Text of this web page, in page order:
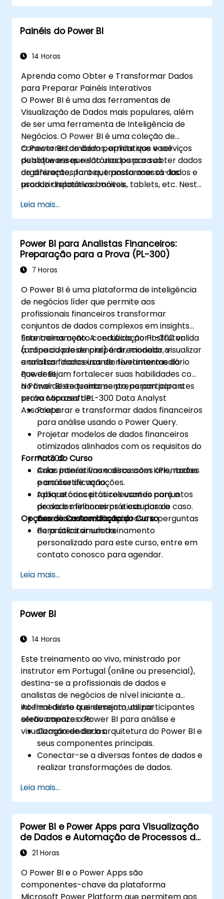
Painéis do Power BI
14 Horas
Aprenda como Obter e Transformar Dados
para Preparar Painéis Interativos
O Power BI é uma das ferramentas de
Visualização de Dados mais populares, além
de ser uma ferramenta de Inteligência de
Negócios. O Power BI é uma coleção de
conectores de dados, aplicativos e serviços
de software que são usados para obter dados
de diferentes fontes, transformar os dados e
produzir relatórios bonitos.
O Power BI também permite que você
publique esses relatórios para a sua
organização, para que possa acessá-los
usando dispositivos móveis, tablets, etc. Neste
método passo a passo para conectar-se
com múltiplas fontes de dados, transformar
dados e criar relatórios como gráficos,
tabelas, matrizes, mapas, etc.
Leia mais...
Power BI para Analistas Financeiros:
Preparação para a Prova (PL-300)
7 Horas
O Power BI é uma plataforma de inteligência
de negócios líder que permite aos
profissionais financeiros transformar
conjuntos de dados complexos em insights
financeiros ação. A certificação PL-300 valida
a capacidade de preparar, modelar, visualizar
e analisar dados usando ferramentas do
Power BI.
Este treinamento conduzido por instrutor
(online ou presencial) é direcionado a
analistas financeiros de nível intermediário
que desejam fortalecer suas habilidades com
o Power BI enquanto se preparam para a
prova Microsoft PL-300 Data Analyst
Associate.
No final deste treinamento, os participantes
serão capazes de:
Preparar e transformar dados financeiros
para análise usando o Power Query.
Projetar modelos de dados financeiros
otimizados alinhados com os requisitos do
PL-300.
Criar painéis financeiros com KPIs, razões
e análise de variações.
Aplique conceitos relevantes para a
prova e melhores práticas para o
sucesso na certificação.
Formato do Curso
Aulas interativas e discussões orientadas
para certificação.
Laboratórios práticos usando conjuntos
de dados financeiros e estudos de caso.
Exercícios focados na prova e perguntas
de prática simulada.
Opções de Customização do Curso
Para solicitar um treinamento
personalizado para este curso, entre em
contato conosco para agendar.
Leia mais...
Power BI
14 Horas
Este treinamento ao vivo, ministrado por
instrutor em Portugal (online ou presencial),
destina-se a profissionais de dados e
analistas de negócios de nível iniciante a
intermediário que desejam utilizar
efetivamente o Power BI para análise e
visualização de dados.
Ao final deste treinamento, os participantes
serão capazes de:
Compreender a arquitetura do Power BI e
seus componentes principais.
Conectar-se a diversas fontes de dados e
realizar transformações de dados.
interativos.
Implementar segurança em nível de linha
e gerenciar o acesso aos dados.
Leia mais...
Power BI e Power Apps para Visualização
de Dados e Automação de Processos de
Negócios
21 Horas
O Power BI e o Power Apps são
componentes-chave da plataforma
Microsoft Power Platform que permitem aos